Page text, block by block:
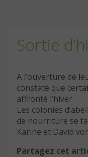
Sortie
A l’ouverture de
constaté que
affronté l’hiver.
Les colonies
de nourriture se
Karine et David
Partagez cet